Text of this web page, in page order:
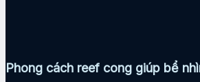
Phong cách reef cong giúp bể